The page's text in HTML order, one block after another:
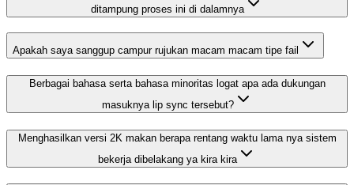
ditampung proses ini di dalamnya
Apakah saya sanggup campur rujukan macam macam tipe fail
Berbagai bahasa serta bahasa minoritas logat apa ada dukungan
masuknya lip sync tersebut?
Menghasilkan versi 2K makan berapa rentang waktu lama nya sistem
bekerja dibelakang ya kira kira